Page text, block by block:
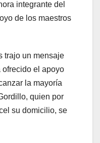
integrante del
de los maestros
trajo un mensaje
ofrecido el apoyo
la mayoría
quien por
su domicilio, se